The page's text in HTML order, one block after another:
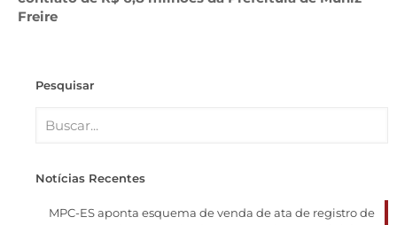
Freire
Pesquisar
Notícias Recentes
MPC-ES aponta esquema de venda de ata de registro de